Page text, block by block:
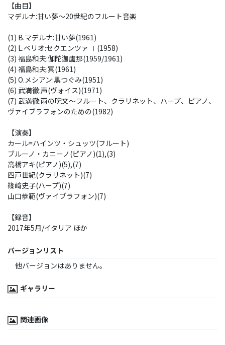
【曲目】
マデルナ:甘い夢～20世紀のフルート音楽
(1) B.マデルナ:甘い夢(1961)
(2) L.ベリオ:セクエンツァ Ⅰ(1958)
(3) 福島和夫:伽陀迦盧那(1959/1961)
(4) 福島和夫:冥(1961)
(5) O.メシアン:黒つぐみ(1951)
(6) 武満徹:声(ヴォイス)(1971)
(7) 武満徹:雨の呪文～フルート、クラリネット、ハープ、ピアノ、
ヴァイブラフォンのための(1982)
【演奏】
カール=ハインツ・シュッツ(フルート)
ブルーノ・カニーノ(ピアノ)(1),(3)
高橋アキ(ピアノ)(5),(7)
四戸世紀(クラリネット)(7)
篠﨑史子(ハープ)(7)
山口恭範(ヴァイブラフォン)(7)
【録音】
2017年5月/イタリア ほか
バージョンリスト
他バージョンはありません。
ギャラリー
関連画像